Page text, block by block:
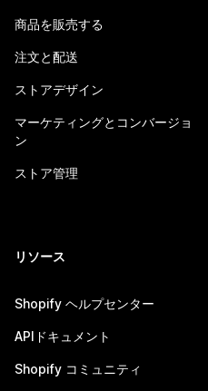
商品を販売する
注文と配送
ストアデザイン
マーケティングとコンバージョ
ン
ストア管理
リソース
Shopify ヘルプセンター
APIドキュメント
Shopify コミュニティ